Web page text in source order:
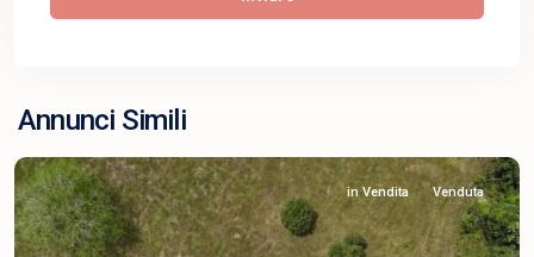
Annunci Simili
in Vendita Venduta